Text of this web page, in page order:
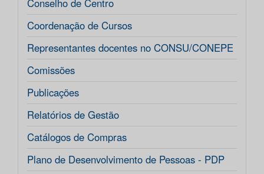
Conselho de Centro
Coordenação de Cursos
Representantes docentes no CONSU/CONEPE
Comissões
Publicações
Relatórios de Gestão
Catálogos de Compras
Plano de Desenvolvimento de Pessoas - PDP